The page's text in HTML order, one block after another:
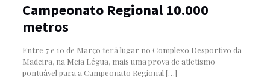
Campeonato Regional 10.000
metros
Entre 7 e 10 de Março terá lugar no Complexo Desportivo da
Madeira, na Meia Légua, mais uma prova de atletismo
pontuável para a Campeonato Regional […]